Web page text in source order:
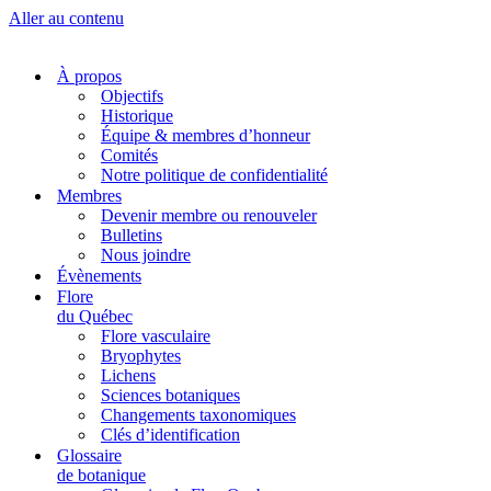
Aller au contenu
À propos
Objectifs
Historique
Équipe & membres d’honneur
Comités
Notre politique de confidentialité
Membres
Devenir membre ou renouveler
Bulletins
Nous joindre
Évènements
Flore
du Québec
Flore vasculaire
Bryophytes
Lichens
Sciences botaniques
Changements taxonomiques
Clés d’identification
Glossaire
de botanique